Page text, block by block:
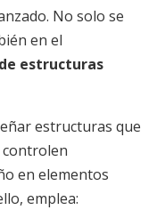
No solo se
en el
estructuras
estructuras que
controlen
en elementos
emplea: